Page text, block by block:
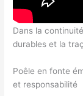
Dans la
durables et la
Poêle en fonte
et responsabilité